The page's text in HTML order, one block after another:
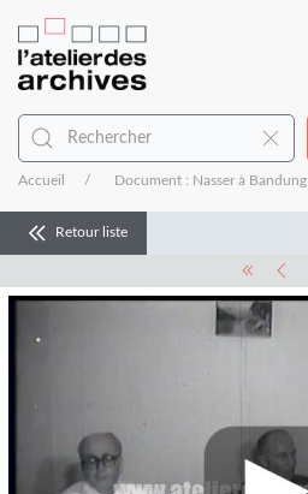
Accueil Document : Nasser à Bandung
Retour liste